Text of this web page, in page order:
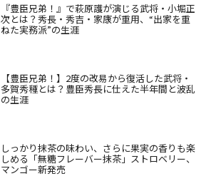
『豊臣兄弟！』で萩原護が演じる武将・小堀正
次とは？秀長・秀吉・家康が重用、“出家を重
ねた実務派”の生涯
【豊臣兄弟！】2度の改易から復活した武将・
多賀秀種とは？豊臣秀長に仕えた半年間と波乱
の生涯
しっかり抹茶の味わい、さらに果実の香りも楽
しめる「無糖フレーバー抹茶」ストロベリー、
マンゴー新発売